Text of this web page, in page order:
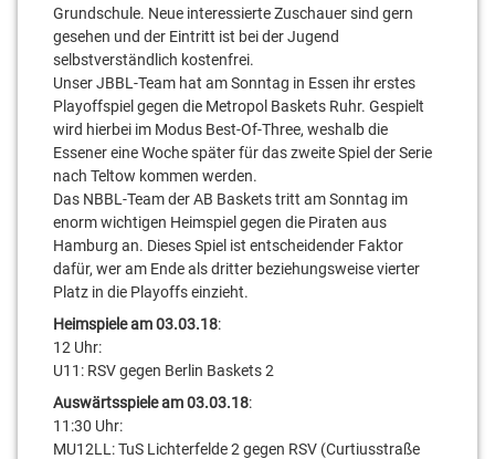
Grundschule. Neue interessierte Zuschauer sind gern
gesehen und der Eintritt ist bei der Jugend
selbstverständlich kostenfrei.
Unser JBBL-Team hat am Sonntag in Essen ihr erstes
Playoffspiel gegen die Metropol Baskets Ruhr. Gespielt
wird hierbei im Modus Best-Of-Three, weshalb die
Essener eine Woche später für das zweite Spiel der Serie
nach Teltow kommen werden.
Das NBBL-Team der AB Baskets tritt am Sonntag im
enorm wichtigen Heimspiel gegen die Piraten aus
Hamburg an. Dieses Spiel ist entscheidender Faktor
dafür, wer am Ende als dritter beziehungsweise vierter
Platz in die Playoffs einzieht.
Heimspiele am 03.03.18:
12 Uhr:
U11: RSV gegen Berlin Baskets 2
Auswärtsspiele am 03.03.18:
11:30 Uhr:
MU12LL: TuS Lichterfelde 2 gegen RSV (Curtiusstraße